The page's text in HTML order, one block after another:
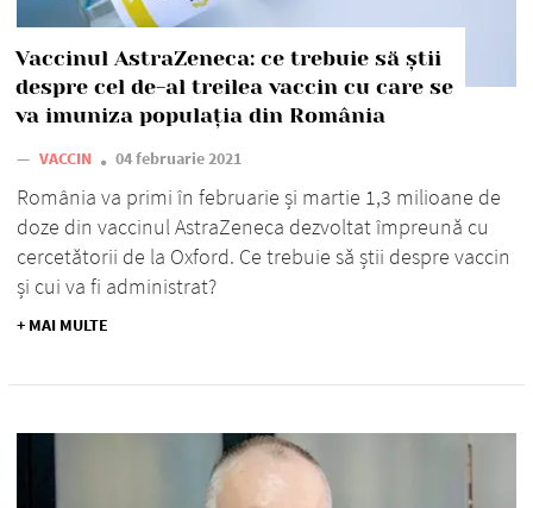
Vaccinul AstraZeneca: ce trebuie să știi
despre cel de-al treilea vaccin cu care se
va imuniza populația din România
— VACCIN 04 februarie 2021
România va primi în februarie și martie 1,3 milioane de
doze din vaccinul AstraZeneca dezvoltat împreună cu
cercetătorii de la Oxford. Ce trebuie să știi despre vaccin
și cui va fi administrat?
+ MAI MULTE